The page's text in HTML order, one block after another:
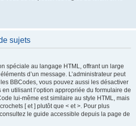
sujets
spéciale au langage HTML, offrant un large
d’un message. L’administrateur peut
BBCodes, vous pouvez aussi les désactiver
utilisant l’option appropriée du formulaire de
lui-même est similaire au style HTML, mais
[ et ] plutôt que < et >. Pour plus
le guide accessible depuis la page de